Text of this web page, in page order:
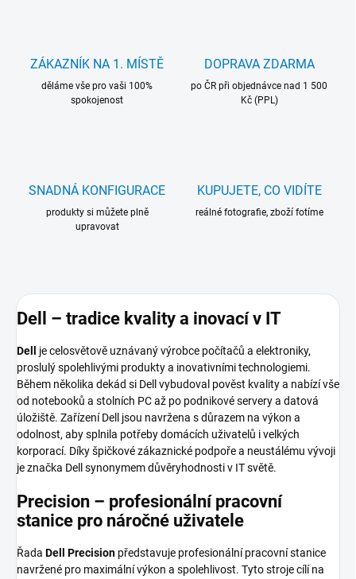
ZÁKAZNÍK NA 1. MÍSTĚ
děláme vše pro vaši 100%
spokojenost
DOPRAVA ZDARMA
po ČR při objednávce nad 1 500
Kč (PPL)
SNADNÁ KONFIGURACE
produkty si můžete plně
upravovat
KUPUJETE, CO VIDÍTE
reálné fotografie, zboží fotíme
Dell – tradice kvality a inovací v IT
Dell
je celosvětově uznávaný výrobce počítačů a elektroniky,
proslulý spolehlivými produkty a inovativními technologiemi.
Během několika dekád si Dell vybudoval pověst kvality a nabízí vše
od notebooků a stolních PC až po podnikové servery a datová
úložiště. Zařízení Dell jsou navržena s důrazem na výkon a
odolnost, aby splnila potřeby domácích uživatelů i velkých
korporací. Díky špičkové zákaznické podpoře a neustálému vývoji
je značka Dell synonymem důvěryhodnosti v IT světě.
Precision – profesionální pracovní
stanice pro náročné uživatele
Řada Dell Precision představuje profesionální pracovní stanice
navržené pro maximální výkon a spolehlivost. Tyto stroje cílí na